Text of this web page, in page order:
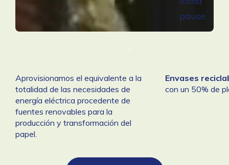
Aprovisionamos el equivalente a la
totalidad de las necesidades de
energía eléctrica procedente de
fuentes renovables para la
producción y transformación del
papel.
Envases
con un 50% de